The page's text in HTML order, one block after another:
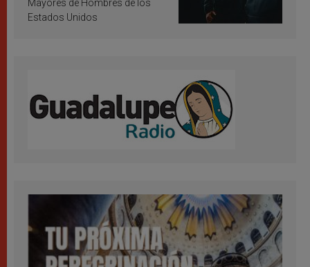
Mayores de Hombres de los
Estados Unidos